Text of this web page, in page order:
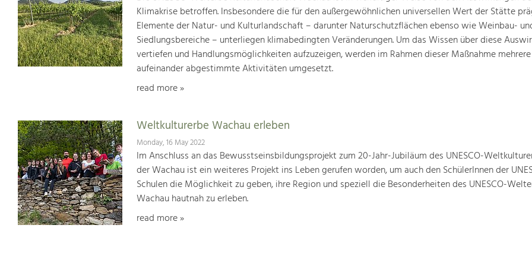
Klimakrise betroffen. Insbesondere die für den außergewöhnlichen universellen Wert der Stätte
Elemente der Natur- und Kulturlandschaft – darunter Naturschutzflächen ebenso wie Weinbau-
Siedlungsbereiche – unterliegen klimabedingten Veränderungen. Um das Wissen über diese
vertiefen und Handlungsmöglichkeiten aufzuzeigen, werden im Rahmen dieser Maßnahme mehrere
aufeinander abgestimmte Aktivitäten umgesetzt.
read more »
Weltkulturerbe Wachau erleben
Monday, 16 May 2022
Im Anschluss an das Bewusstseinsbildungsprojekt zum 20-Jahr-Jubiläum des UNESCO-
der Wachau ist ein weiteres Projekt ins Leben gerufen worden, um auch den SchülerInnen der
Schulen die Möglichkeit zu geben, ihre Region und speziell die Besonderheiten des UNESCO-
Wachau hautnah zu erleben.
read more »